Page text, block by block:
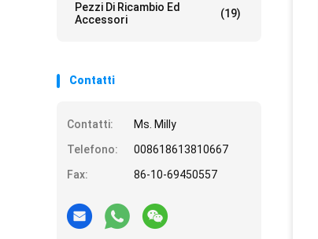
Pezzi Di Ricambio Ed
Accessori
(19)
Contatti
Contatti:
Ms. Milly
Telefono:
008618613810667
Fax:
86-10-69450557